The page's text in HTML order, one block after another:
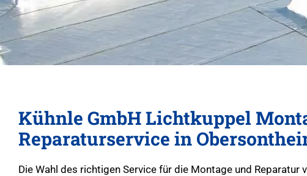
Kühnle GmbH Lichtkuppel
Reparaturservice in
Die Wahl des richtigen Service für die Montage und Reparatur